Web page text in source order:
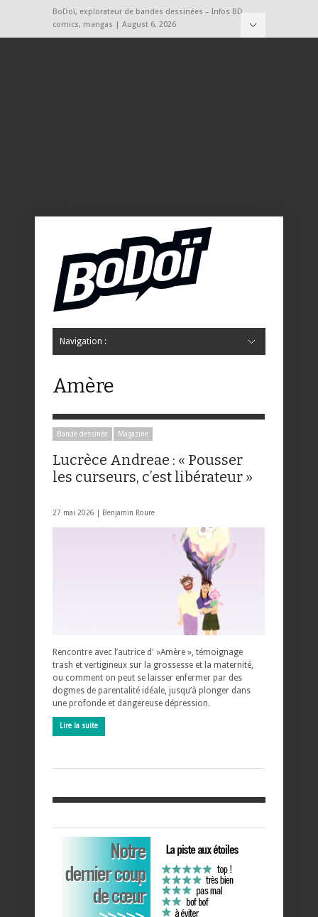
BoDoï, explorateur de bandes dessinées – Infos BD,
comics, mangas | August 6, 2026
Navigation :
Amère
Bande dessinée Magazine
Lucrèce Andreae : « Pousser
les curseurs, c’est libérateur »
27 mai 2026 | Benjamin Roure
Rencontre avec l’autrice d' »Amère », témoignage
trash et vertigineux sur la grossesse et la maternité,
ou comment on peut se laisser enfermer par des
dogmes de parentalité idéale, jusqu’à plonger dans
une profonde et dangereuse dépression.
Lire la suite